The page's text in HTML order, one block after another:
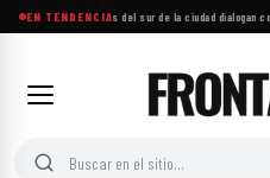
EN TENDENCIA
Más de mil personas del sur de la ciudad dialogan